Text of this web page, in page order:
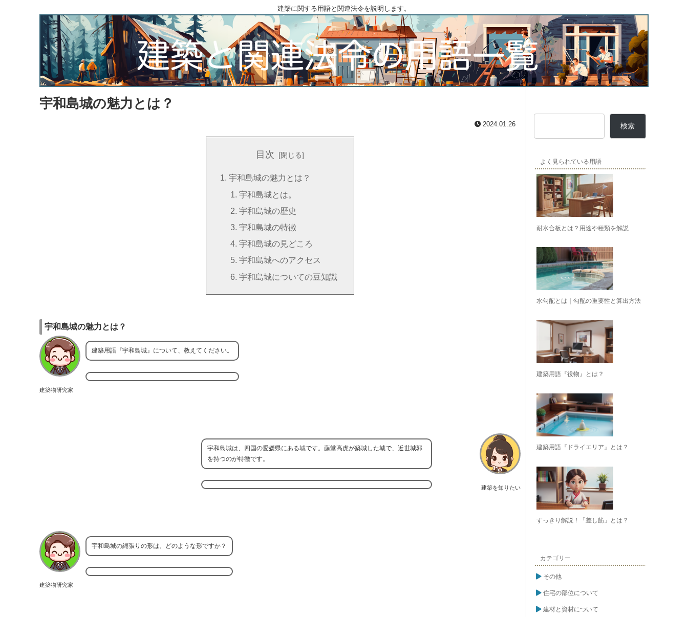
建築に関する用語と関連法令を説明します。
宇和島城の魅力とは？
2024.01.26
目次
宇和島城の魅力とは？
宇和島城とは。
宇和島城の歴史
宇和島城の特徴
宇和島城の見どころ
宇和島城へのアクセス
宇和島城についての豆知識
宇和島城の魅力とは？
建築物研究家
建築用語『宇和島城』について、教えてください。
建築を知りたい
宇和島城は、四国の愛媛県にある城です。藤堂高虎が築城した城で、近世城郭
を持つのが特徴です。
建築物研究家
宇和島城の縄張りの形は、どのような形ですか？
検索
よく見られている用語
耐水合板とは？用途や種類を解説
水勾配とは｜勾配の重要性と算出方法
建築用語『役物』とは？
建築用語『ドライエリア』とは？
すっきり解説！「差し筋」とは？
カテゴリー
その他
住宅の部位について
建材と資材について